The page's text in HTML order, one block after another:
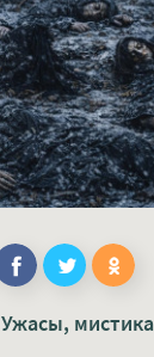
Ужасы, мистика